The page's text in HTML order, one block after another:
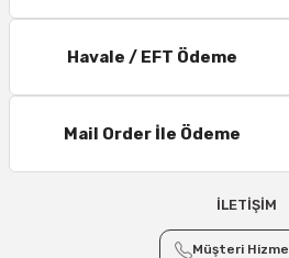
16 – 20 Desi/Kg= 307,50 TL- 371,80 TL
21 – 25 Desi/Kg= 357,90 TL-- 397,40 TL
Kargo ve teslimat süreçleriyle ilgili tüm
Havale / EFT Ödeme
Mail Order İle Ödeme
İLETİŞİM
Müşteri